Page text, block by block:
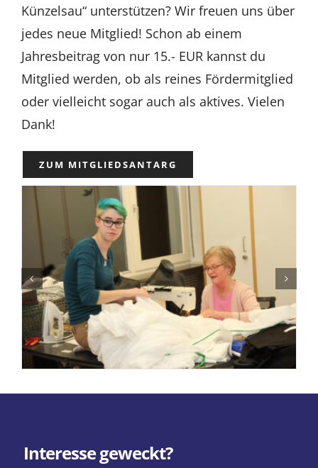
Partner
Presse
Kontakt
Künzelsau“ unterstützen? Wir freuen uns über
jedes neue Mitglied! Schon ab einem
Jahresbeitrag von nur 15.- EUR kannst du
Mitglied werden, ob als reines Fördermitglied
oder vielleicht sogar auch als aktives. Vielen
Dank!
ZUM MITGLIEDSANTARG
Interesse geweckt?